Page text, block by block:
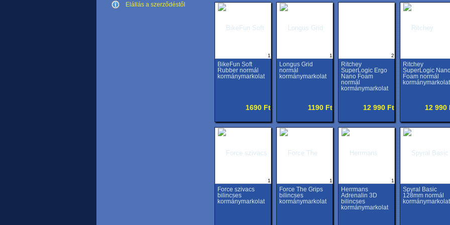
Elállás a szerződéstől
1
BikeFun Soft
Rubber normál
kormánymarkolat
1690 Ft
1
Longus Grid
normál
kormánymarkolat
1190 Ft
2
Ritchey
SuperLogic Ergo
Nano Foam
normál
kormánymarkolat
12 990 Ft
Ritchey
SuperLogic
Foam normál
kormánymarkolat
12 990
1
Force szivacs
bilincses
kormánymarkolat
1
Force The Grips
bilincses
kormánymarkolat
1
Herrmans
Adrenalin 3D
bilincses
kormánymarkolat
Spyral Basic
128mm normál
kormánymarkolat